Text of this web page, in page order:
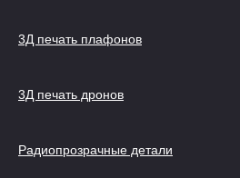
3Д печать плафонов
3Д печать дронов
Радиопрозрачные детали